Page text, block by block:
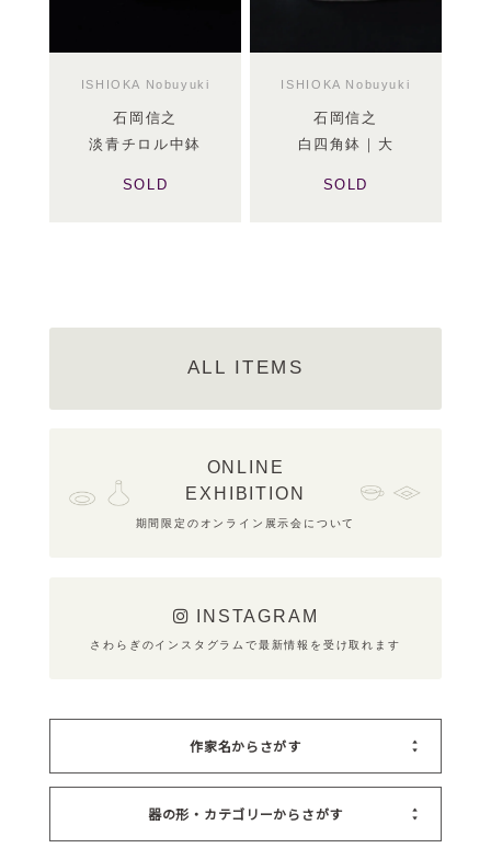
ISHIOKA Nobuyuki
石岡信之
淡青チロル中鉢
SOLD
ISHIOKA Nobuyuki
石岡信之
白四角鉢｜大
SOLD
ALL ITEMS
ONLINE
EXHIBITION
期間限定のオンライン展示会について
INSTAGRAM
さわらぎのインスタグラムで最新情報を受け取れます
作家名からさがす
器の形・カテゴリーからさがす